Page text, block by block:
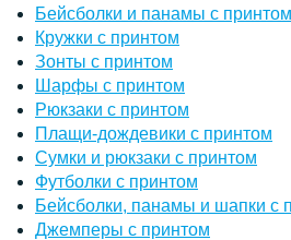
Бейсболки и панамы с принтом
Кружки с принтом
Зонты с принтом
Шарфы с принтом
Рюкзаки с принтом
Плащи-дождевики с принтом
Сумки и рюкзаки с принтом
Футболки с принтом
Бейсболки, панамы и шапки с
Джемперы с принтом